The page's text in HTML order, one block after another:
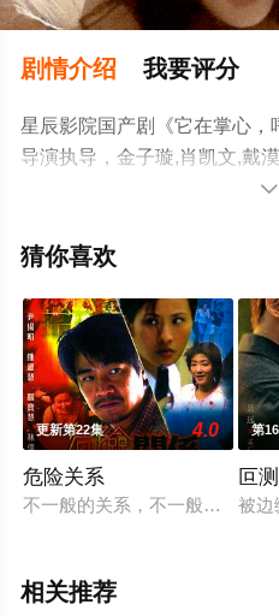
剧情介绍 我要评分
星辰影院国产剧《它在掌心
导演执导，金子璇,肖凯文,戴
晓江,王羽菲,杨雨光等明星演
未删减完整版电视剧全集就上

猜你喜欢
更新第22集 4.0
危险关系
不一般的关系，不一般的情感
第
叵测
被边
相关推荐